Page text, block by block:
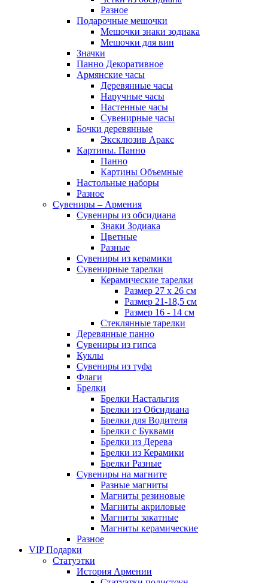
Разное
Подарочные мешочки
Мешочки знаки зодиака
Мешочки для вин
Значки
Панно Декоративное
Армянские часы
Деревянные часы
Наручные часы
Настенные часы
Сувенирные часы
Бочки деревянные
Эксклюзив Аракс
Картины. Панно
Панно
Картины Объемные
Настольные наборы
Разное
Сувениры – Армения
Сувениры из обсидиана
Знаки Зодиака
Цветные
Разные
Сувениры из керамики
Сувенирные тарелки
Керамические тарелки
Размер 27 х 26 см
Размер 21-18,5 см
Размер 16 - 14 см
Стеклянные тарелки
Деревянные панно
Сувениры из гипса
Куклы
Сувениры из туфа
Флаги
Брелки
Брелки Настальгия
Брелки из Обсидиана
Брелки для Водителя
Брелки с Буквами
Брелки из Дерева
Брелки из Керамики
Брелки Разные
Сувениры на магните
Разные магниты
Магниты резиновые
Магниты акриловые
Магниты закатные
Магниты керамические
Разное
VIP Подарки
Статуэтки
История Армении